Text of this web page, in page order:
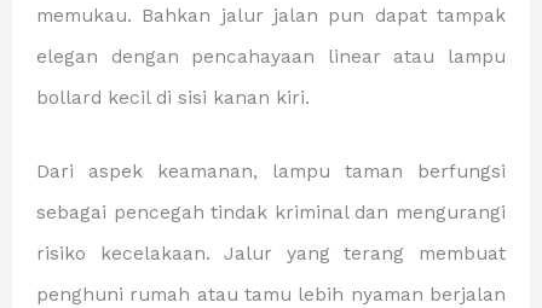
memukau. Bahkan jalur jalan pun dapat tampak
elegan dengan pencahayaan linear atau lampu
bollard kecil di sisi kanan kiri.
Dari aspek keamanan, lampu taman berfungsi
sebagai pencegah tindak kriminal dan mengurangi
risiko kecelakaan. Jalur yang terang membuat
penghuni rumah atau tamu lebih nyaman berjalan